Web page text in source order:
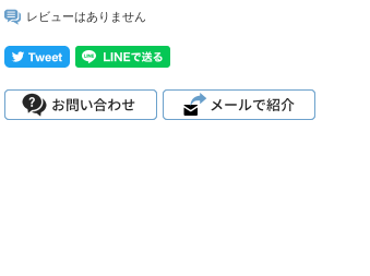
レビューはありません